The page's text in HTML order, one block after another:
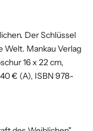
Der Schlüssel
Welt. Mankau Verlag
16 x 22 cm,
€ (A), ISBN 978-